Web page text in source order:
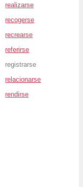
realizarse
recogerse
recrearse
referirse
registrarse
relacionarse
rendirse